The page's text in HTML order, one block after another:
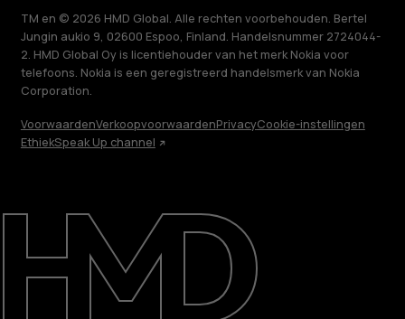
Herstellen, hergebruiken, recyclen
Duurzaamheid
Klantenservice
Netherlands
TM en © 2026 HMD Global. Alle rechten voorbehouden. Bertel
Jungin aukio 9, 02600 Espoo, Finland. Handelsnummer 2724044-
2. HMD Global Oy is licentiehouder van het merk Nokia voor
telefoons. Nokia is een geregistreerd handelsmerk van Nokia
Corporation.
VoorwaardenVerkoopvoorwaardenPrivacyCookie-instellingen
EthiekSpeak Up channel